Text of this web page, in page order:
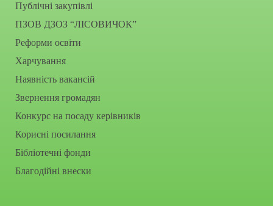
Публічні закупівлі
ПЗОВ ДЗОЗ “ЛІСОВИЧОК”
Реформи освіти
Харчування
Наявність вакансій
Звернення громадян
Конкурс на посаду керівників
Корисні посилання
Бібліотечні фонди
Благодійні внески